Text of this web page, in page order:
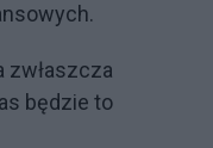
zwłaszcza
będzie to